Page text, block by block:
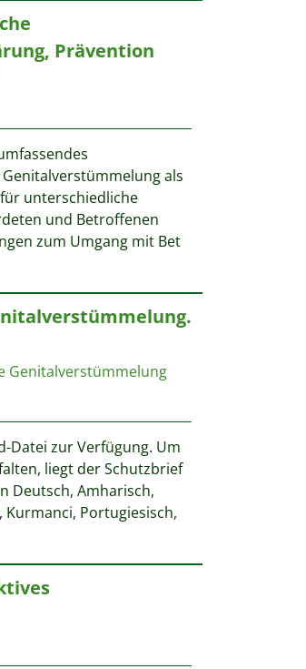
Prävention
als
unterschiedliche
und Betroffenen
zum Umgang mit Bet
Genitalverstümmelung
Datei zur Verfügung. Um
liegt der Schutzbrief
Deutsch, Amharisch,
Kurmanci, Portugiesisch,